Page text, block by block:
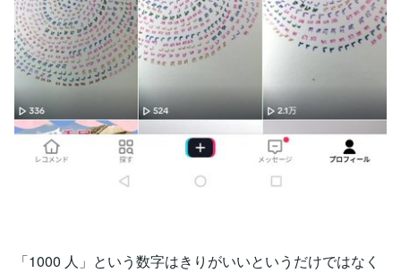
「1000 人」という数字はきりがいいというだけではなく